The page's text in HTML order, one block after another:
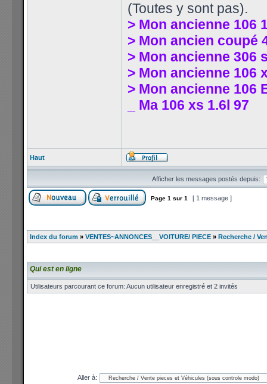
(Toutes y sont pas).
> Mon ancienne 106
> Mon ancien coupé
> Mon ancienne 306
> Mon ancienne 106
> Mon ancienne 106
_ Ma 106 xs 1.6l 97
Haut
Afficher les messages postés depuis:
Page 1 sur 1 [ 1 message ]
Index du forum » VENTES~ANNONCES__VOITURE/ PIECE » Recherche /
Qui est en ligne
Utilisateurs parcourant ce forum: Aucun utilisateur enregistré et 2 invités
Aller à: